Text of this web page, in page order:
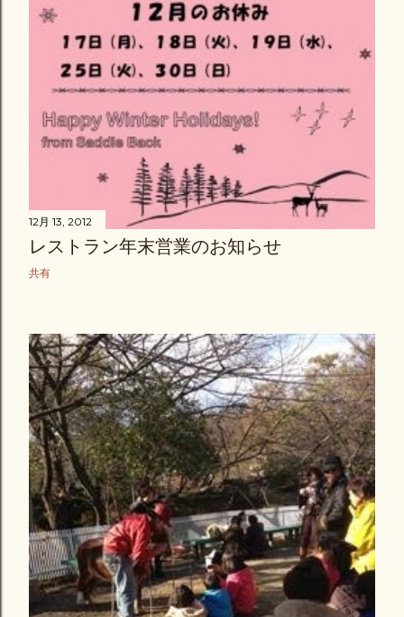
12月 13, 2012
レストラン年末営業のお知らせ
共有